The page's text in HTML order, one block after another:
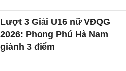
Lượt 3 Giải U16 nữ VĐQG
2026: Phong Phú Hà Nam
giành 3 điểm